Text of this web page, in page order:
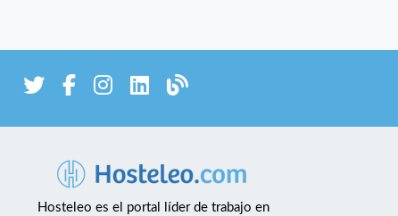
Hosteleo es el portal líder de trabajo en